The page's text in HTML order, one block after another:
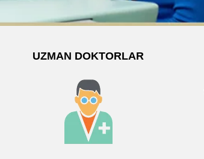
UZMAN DOKTORLAR